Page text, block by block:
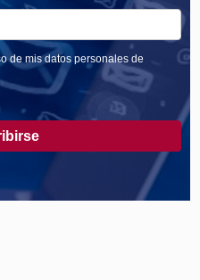
de mis datos personales de